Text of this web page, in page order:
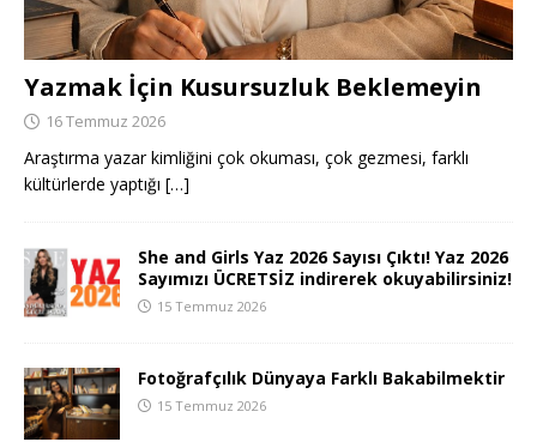
Yazmak İçin Kusursuzluk Beklemeyin
16 Temmuz 2026
Araştırma yazar kimliğini çok okuması, çok gezmesi, farklı
kültürlerde yaptığı […]
She and Girls Yaz 2026 Sayısı Çıktı! Yaz 2026
Sayımızı ÜCRETSİZ indirerek okuyabilirsiniz!
15 Temmuz 2026
Fotoğrafçılık Dünyaya Farklı Bakabilmektir
15 Temmuz 2026